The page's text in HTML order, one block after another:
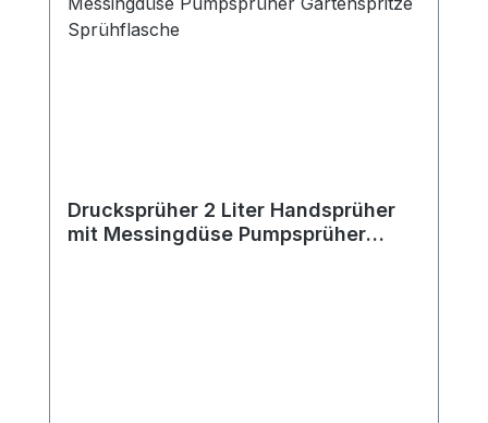
Drucksprüher 2 Liter Handsprüher
mit Messingdüse Pumpsprüher